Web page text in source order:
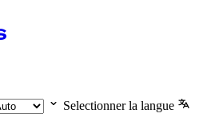
Selectionner la langue